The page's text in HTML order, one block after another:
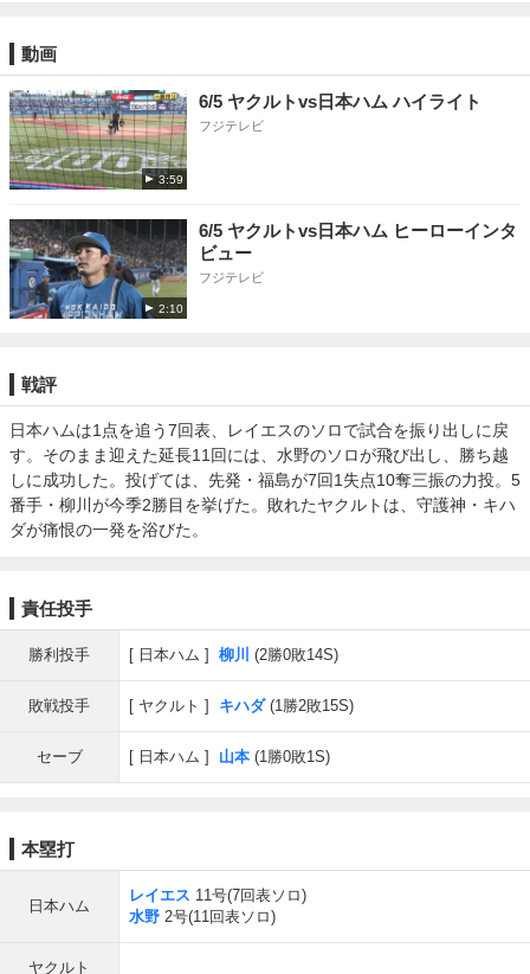
動画
3:59
6/5 ヤクルトvs日本ハム ハイライト
フジテレビ
2:10
6/5 ヤクルトvs日本ハム ヒーローインタ
ビュー
フジテレビ
戦評
日本ハムは1点を追う7回表、レイエスのソロで試合を振り出しに戻
す。そのまま迎えた延長11回には、水野のソロが飛び出し、勝ち越
しに成功した。投げては、先発・福島が7回1失点10奪三振の力投。5
番手・柳川が今季2勝目を挙げた。敗れたヤクルトは、守護神・キハ
ダが痛恨の一発を浴びた。
責任投手
勝利投手 日本ハム 柳川 (2勝0敗14S)
敗戦投手 ヤクルト キハダ(1勝2敗15S)
セーブ 日本ハム 山本 (1勝0敗1S)
本塁打
日本ハム
レイエス 11号(7回表ソロ)
水野 2号(11回表ソロ)
ヤクルト